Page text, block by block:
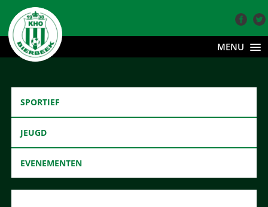
MENU
SPORTIEF
JEUGD
EVENEMENTEN